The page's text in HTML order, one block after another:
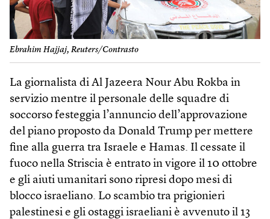
Ebrahim Hajjaj, Reuters/Contrasto
La giornalista di Al Jazeera Nour Abu Rokba in
servizio mentre il personale delle squadre di
soccorso festeggia l’annuncio dell’approvazione
del piano proposto da Donald Trump per mettere
fine alla guerra tra Israele e Hamas. Il cessate il
fuoco nella Striscia è entrato in vigore il 10 ottobre
e gli aiuti umanitari sono ripresi dopo mesi di
blocco israeliano. Lo scambio tra prigionieri
palestinesi e gli ostaggi israeliani è avvenuto il 13